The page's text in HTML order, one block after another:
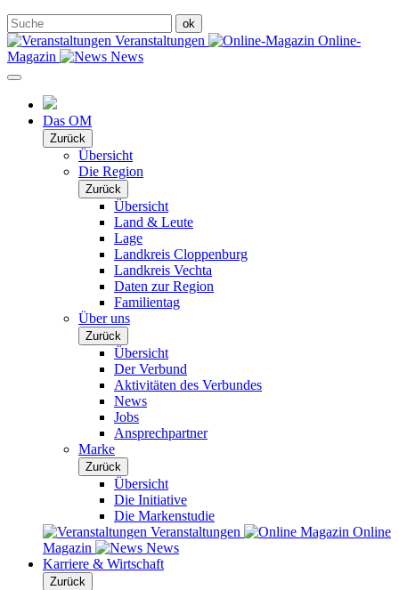
Veranstaltungen
Online-
Magazin
News
Das OM
Zurück
Übersicht
Die Region
Zurück
Übersicht
Land & Leute
Lage
Landkreis Cloppenburg
Landkreis Vechta
Daten zur Region
Familientag
Über uns
Zurück
Übersicht
Der Verbund
Aktivitäten des Verbundes
News
Jobs
Ansprechpartner
Marke
Zurück
Übersicht
Die Initiative
Die Markenstudie
Veranstaltungen
Online
Magazin
News
Karriere & Wirtschaft
Zurück